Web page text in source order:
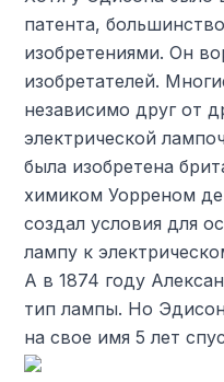
патента,
изобретениями. Он
изобретателей.
независимо друг от
электрической
была изобретена
химиком Уорреном
создал условия для
лампу к
А в 1874 году
тип лампы. Но
на свое имя 5 лет